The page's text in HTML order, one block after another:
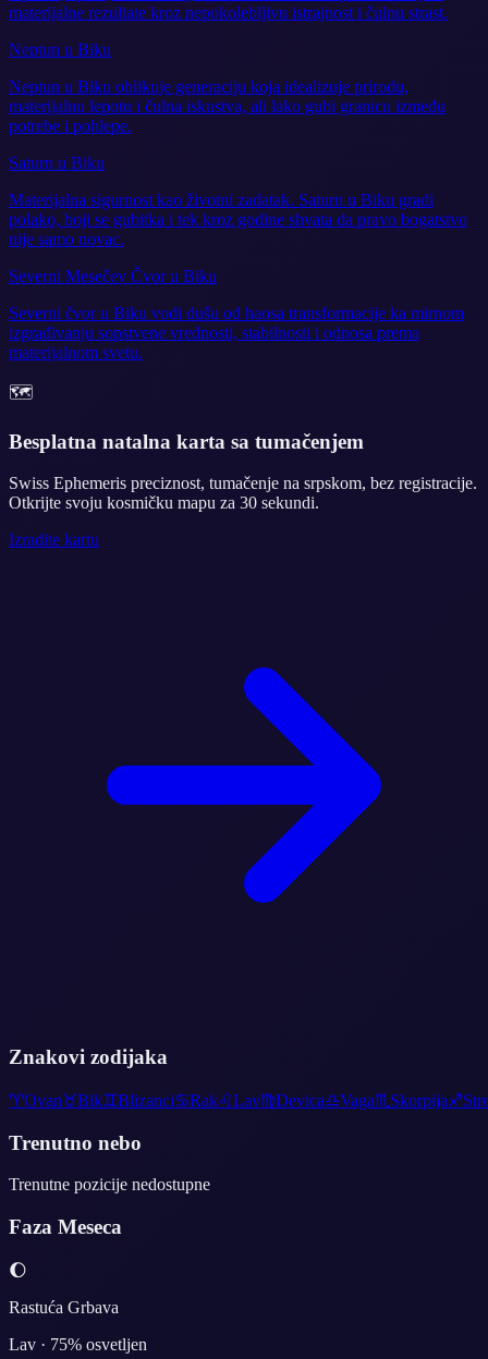
materijalne rezultate kroz nepokolebljivu istrajnost i čulnu strast.
Neptun u Biku
Neptun u Biku oblikuje generaciju koja idealizuje prirodu,
materijalnu lepotu i čulna iskustva, ali lako gubi granicu između
potrebe i pohlepe.
Saturn u Biku
Materijalna sigurnost kao životni zadatak. Saturn u Biku gradi
polako, boji se gubitka i tek kroz godine shvata da pravo bogatstvo
nije samo novac.
Severni Mesečev Čvor u Biku
Severni čvor u Biku vodi dušu od haosa transformacije ka mirnom
izgrađivanju sopstvene vrednosti, stabilnosti i odnosa prema
materijalnom svetu.
🗺️
Besplatna natalna karta sa tumačenjem
Swiss Ephemeris preciznost, tumačenje na srpskom, bez registracije.
Otkrijte svoju kosmičku mapu za 30 sekundi.
Izradite kartu
Znakovi zodijaka
♈Ovan♉Bik♊Blizanci♋Rak♌Lav♍Devica♎Vaga♏ Skorpija♐
Trenutno nebo
Trenutne pozicije nedostupne
Faza Meseca
🌔
Rastuća Grbava
Lav · 75% osvetljen